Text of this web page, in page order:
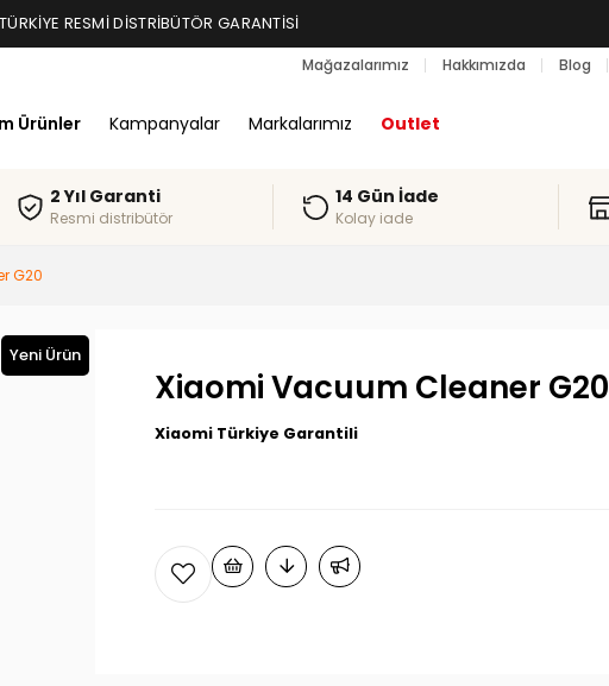
RESMI DISTRIBÜTÖR GARANTISI
Mağazalarımız Hakkımızda Blog
Ürünler Kampanyalar Markalarımız Outlet
2 Yıl Garanti
Resmi distribütör
14 Gün İade
Kolay iade
G20
Yeni Ürün
Xiaomi Vacuum Cleaner G20
Xiaomi Türkiye Garantili